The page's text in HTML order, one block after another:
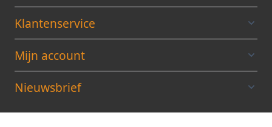
Klantenservice
Mijn account
Nieuwsbrief